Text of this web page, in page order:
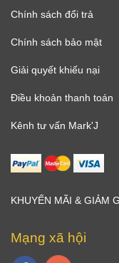
Chính sách đổi trả
Chính sách bảo mật
Giải quyết khiếu nại
Điều khoản thanh toán
Kênh tư vấn Mark'J
KHUYẾN MÃI & GIẢM
Mạng xã hội